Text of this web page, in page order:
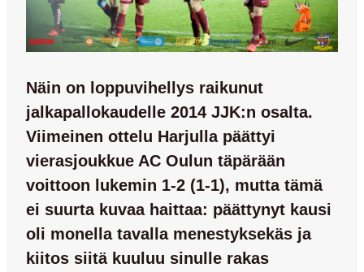
Näin on loppuvihellys raikunut
jalkapallokaudelle 2014 JJK:n osalta.
Viimeinen ottelu Harjulla päättyi
vierasjoukkue AC Oulun täpärään
voittoon lukemin 1-2 (1-1), mutta tämä
ei suurta kuvaa haittaa: päättynyt kausi
oli monella tavalla menestyksekäs ja
kiitos siitä kuuluu sinulle rakas